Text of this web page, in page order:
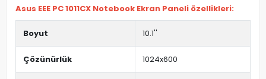
Asus EEE PC 1011CX Notebook Ekran Paneli özellikleri:
Boyut 10.1''
Çözünürlük 1024x600